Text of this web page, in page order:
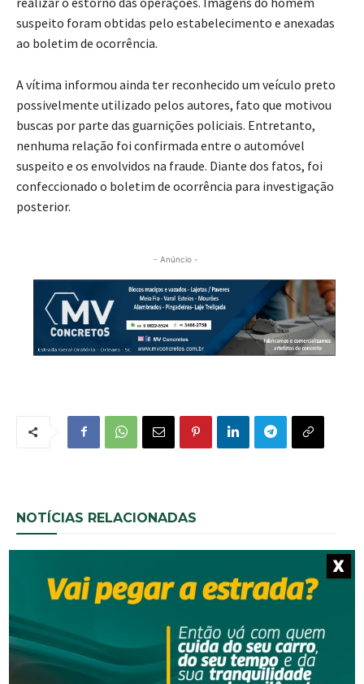
suspeito foram obtidas pelo estabelecimento e anexadas
ao boletim de ocorrência.
A vítima informou ainda ter reconhecido um veículo preto
possivelmente utilizado pelos autores, fato que motivou
buscas por parte das guarnições policiais. Entretanto,
nenhuma relação foi confirmada entre o automóvel
suspeito e os envolvidos na fraude. Diante dos fatos, foi
confeccionado o boletim de ocorrência para investigação
posterior.
- Anúncio -
NOTÍCIAS RELACIONADAS
X